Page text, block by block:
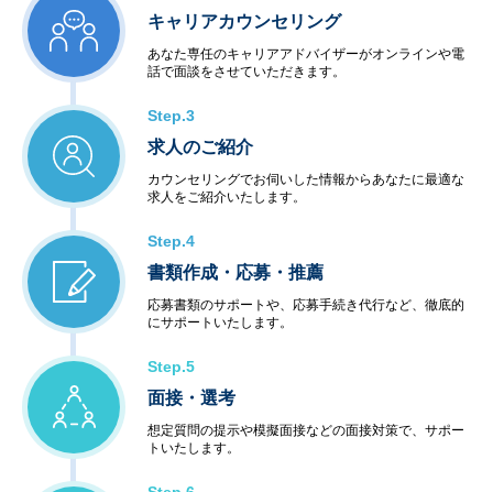
キャリアカウンセリング
あなた専任のキャリアアドバイザーがオンラインや電
話で面談をさせていただきます。
Step.3
求人のご紹介
カウンセリングでお伺いした情報からあなたに最適な
求人をご紹介いたします。
Step.4
書類作成・応募・推薦
応募書類のサポートや、応募手続き代行など、徹底的
にサポートいたします。
Step.5
面接・選考
想定質問の提示や模擬面接などの面接対策で、サポー
トいたします。